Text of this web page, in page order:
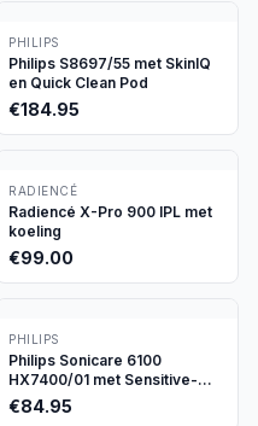
PHILIPS
Philips S8697/55 met SkinIQ
en Quick Clean Pod
€184.95
RADIENCÉ
Radiencé X-Pro 900 IPL met
koeling
€99.00
PHILIPS
Philips Sonicare 6100
HX7400/01 met Sensitive-
stand
€84.95